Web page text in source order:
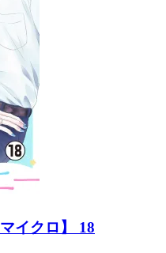
イクロ】 18